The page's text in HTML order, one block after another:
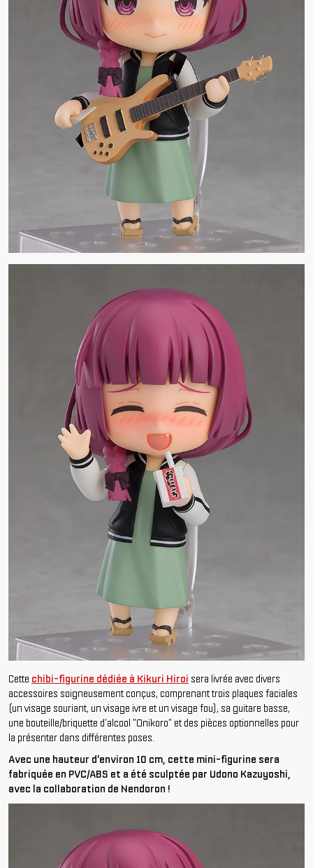
Cette chibi-figurine dédiée à Kikuri Hiroi sera livrée avec divers
accessoires soigneusement conçus, comprenant trois plaques faciales
(un visage souriant, un visage ivre et un visage fou), sa guitare basse,
une bouteille/briquette d'alcool "Onikoro" et des pièces optionnelles pour
la présenter dans différentes poses.
Avec une hauteur d'environ 10 cm, cette mini-figurine sera
fabriquée en PVC/ABS et a été sculptée par Udono Kazuyoshi,
avec la collaboration de Nendoron !